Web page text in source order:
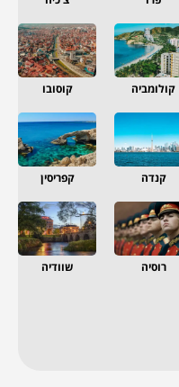
קולומביה קוסובו
קנדה קפריסין
רוסיה שוודיה